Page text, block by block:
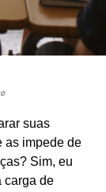
suas
as impede de
Sim, eu
carga de